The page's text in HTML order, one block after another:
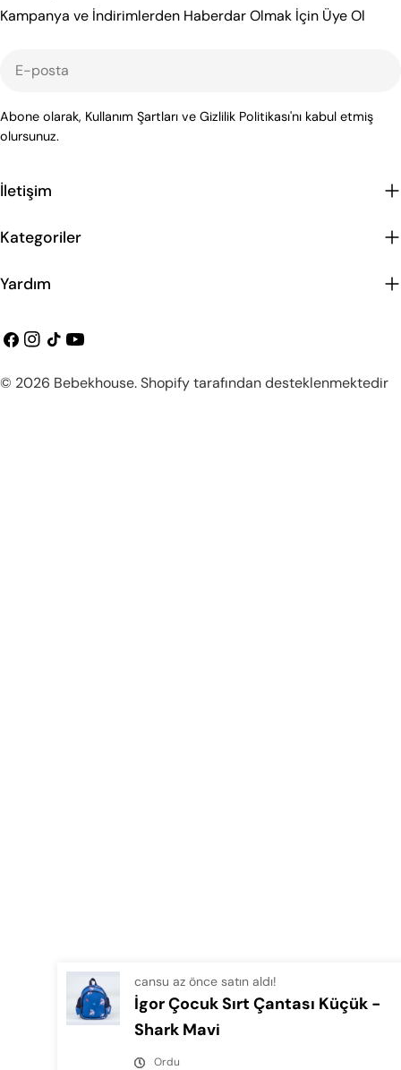
Kampanya ve İndirimlerden Haberdar Olmak İçin Üye Ol
posta
Abone olarak, Kullanım Şartları ve Gizlilik Politikası'nı kabul etmiş
olursunuz.
İletişim
Kategoriler
Yardım
Facebook
instagram
TiktokYoutube
© 2026 Bebekhouse.Shopify tarafından desteklenmektedir
Ödeme
cansu az önce satın aldı!
İgor Çocuk Sırt Çantası Küçük -
Shark Mavi
Ordu